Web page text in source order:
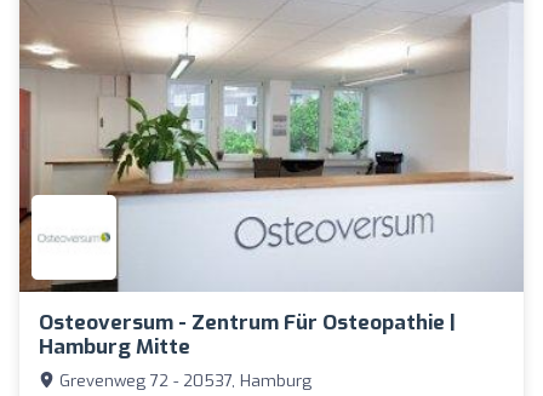
Osteoversum - Zentrum Für Osteopathie |
Hamburg Mitte
Grevenweg 72 - 20537, Hamburg